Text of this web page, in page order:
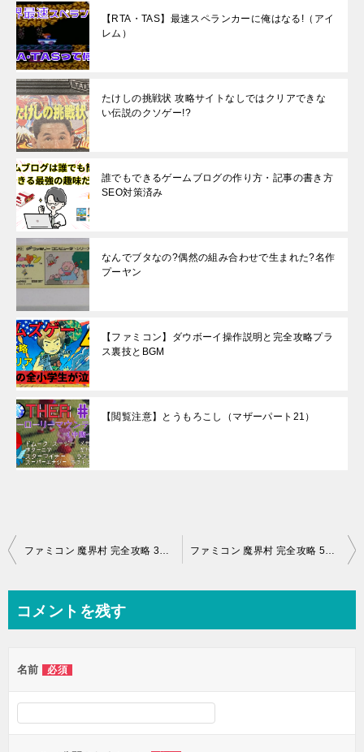
【RTA・TAS】最速スペランカーに俺はなる!（アイ
レム）
たけしの挑戦状 攻略サイトなしではクリアできな
い伝説のクソゲー!?
誰でもできるゲームブログの作り方・記事の書き方
SEO対策済み
なんでブタなの?偶然の組み合わせで生まれた?名作
プーヤン
【ファミコン】ダウボーイ操作説明と完全攻略プラ
ス裏技とBGM
【閲覧注意】とうもろこし（マザーパート21）
投
ビ
ー
シ
ョ
ファミコン 魔界村 完全攻略 3面 どうやってクリアするのか解説 ファミコン 魔界村 完全攻略 5面 どうやってクリアするのか解説
コメントを残す
名前 必須